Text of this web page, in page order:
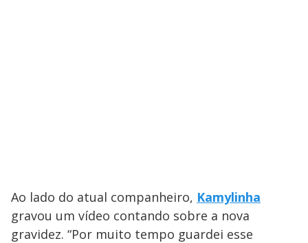
Ao lado do atual companheiro, Kamylinha
gravou um vídeo contando sobre a nova
gravidez. “Por muito tempo guardei esse